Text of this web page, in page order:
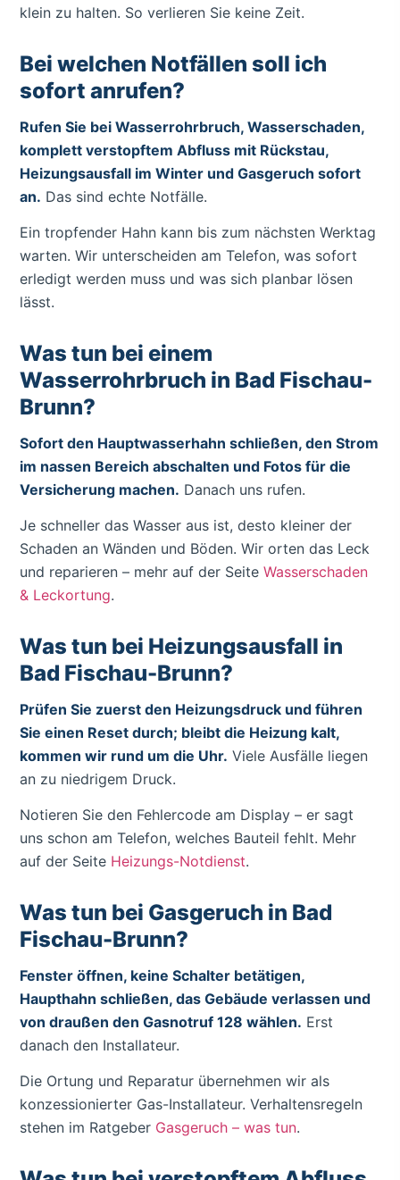
klein zu halten. So verlieren Sie keine Zeit.
Bei welchen Notfällen soll ich
sofort anrufen?
Rufen Sie bei Wasserrohrbruch, Wasserschaden,
komplett verstopftem Abfluss mit Rückstau,
Heizungsausfall im Winter und Gasgeruch sofort
an. Das sind echte Notfälle.
Ein tropfender Hahn kann bis zum nächsten Werktag
warten. Wir unterscheiden am Telefon, was sofort
erledigt werden muss und was sich planbar lösen
lässt.
Was tun bei einem
Wasserrohrbruch in Bad Fischau-
Brunn?
Sofort den Hauptwasserhahn schließen, den Strom
im nassen Bereich abschalten und Fotos für die
Versicherung machen. Danach uns rufen.
Je schneller das Wasser aus ist, desto kleiner der
Schaden an Wänden und Böden. Wir orten das Leck
und reparieren – mehr auf der Seite Wasserschaden
& Leckortung.
Was tun bei Heizungsausfall in
Bad Fischau-Brunn?
Prüfen Sie zuerst den Heizungsdruck und führen
Sie einen Reset durch; bleibt die Heizung kalt,
kommen wir rund um die Uhr. Viele Ausfälle liegen
an zu niedrigem Druck.
Notieren Sie den Fehlercode am Display – er sagt
uns schon am Telefon, welches Bauteil fehlt. Mehr
auf der Seite Heizungs-Notdienst.
Was tun bei Gasgeruch in Bad
Fischau-Brunn?
Fenster öffnen, keine Schalter betätigen,
Haupthahn schließen, das Gebäude verlassen und
von draußen den Gasnotruf 128 wählen. Erst
danach den Installateur.
Die Ortung und Reparatur übernehmen wir als
konzessionierter Gas-Installateur. Verhaltensregeln
stehen im Ratgeber Gasgeruch – was tun.